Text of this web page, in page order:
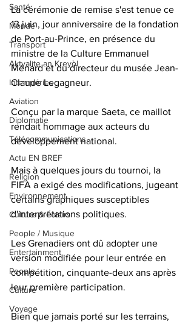
Santé
Monde
Transport
Aktyalite an Kreyòl
Intempéries
Aviation
Diplomatie
Télécommunications
Actu EN BREF
Religion
Environnement
Culture & Loisirs
People / Musique
Entertainment
People
Culture
Voyage
La cérémonie de remise s'est tenue ce
13 juin, jour anniversaire de la fondation
de Port-au-Prince, en présence du
ministre de la Culture Emmanuel
Ménard et du directeur du musée Jean-
Claude Legagneur.
Conçu par la marque Saeta, ce maillot
rendait hommage aux acteurs du
développement national.
Mais à quelques jours du tournoi, la
FIFA a exigé des modifications, jugeant
certains graphiques susceptibles
d'interprétations politiques.
Les Grenadiers ont dû adopter une
version modifiée pour leur entrée en
compétition, cinquante-deux ans après
leur première participation.
Bien que jamais porté sur les terrains,